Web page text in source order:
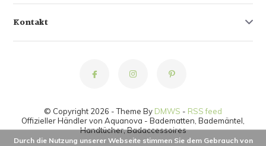
Kontakt
© Copyright 2026 - Theme By DMWS - RSS feed
Offizieller Händler von Aquanova - Badematten, Bademäntel,
Handtücher, Badaccessoires
Durch die Nutzung unserer Webseite stimmen Sie dem Gebrauch von